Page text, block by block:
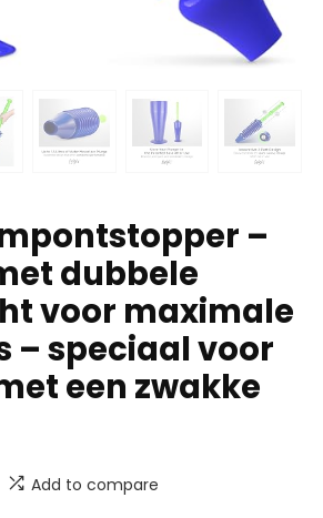
–
dubbele
voor maximale
– speciaal voor
een zwakke
Add to compare